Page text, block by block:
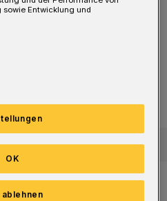
gestartet
soll ein
Entwicklung und
OK